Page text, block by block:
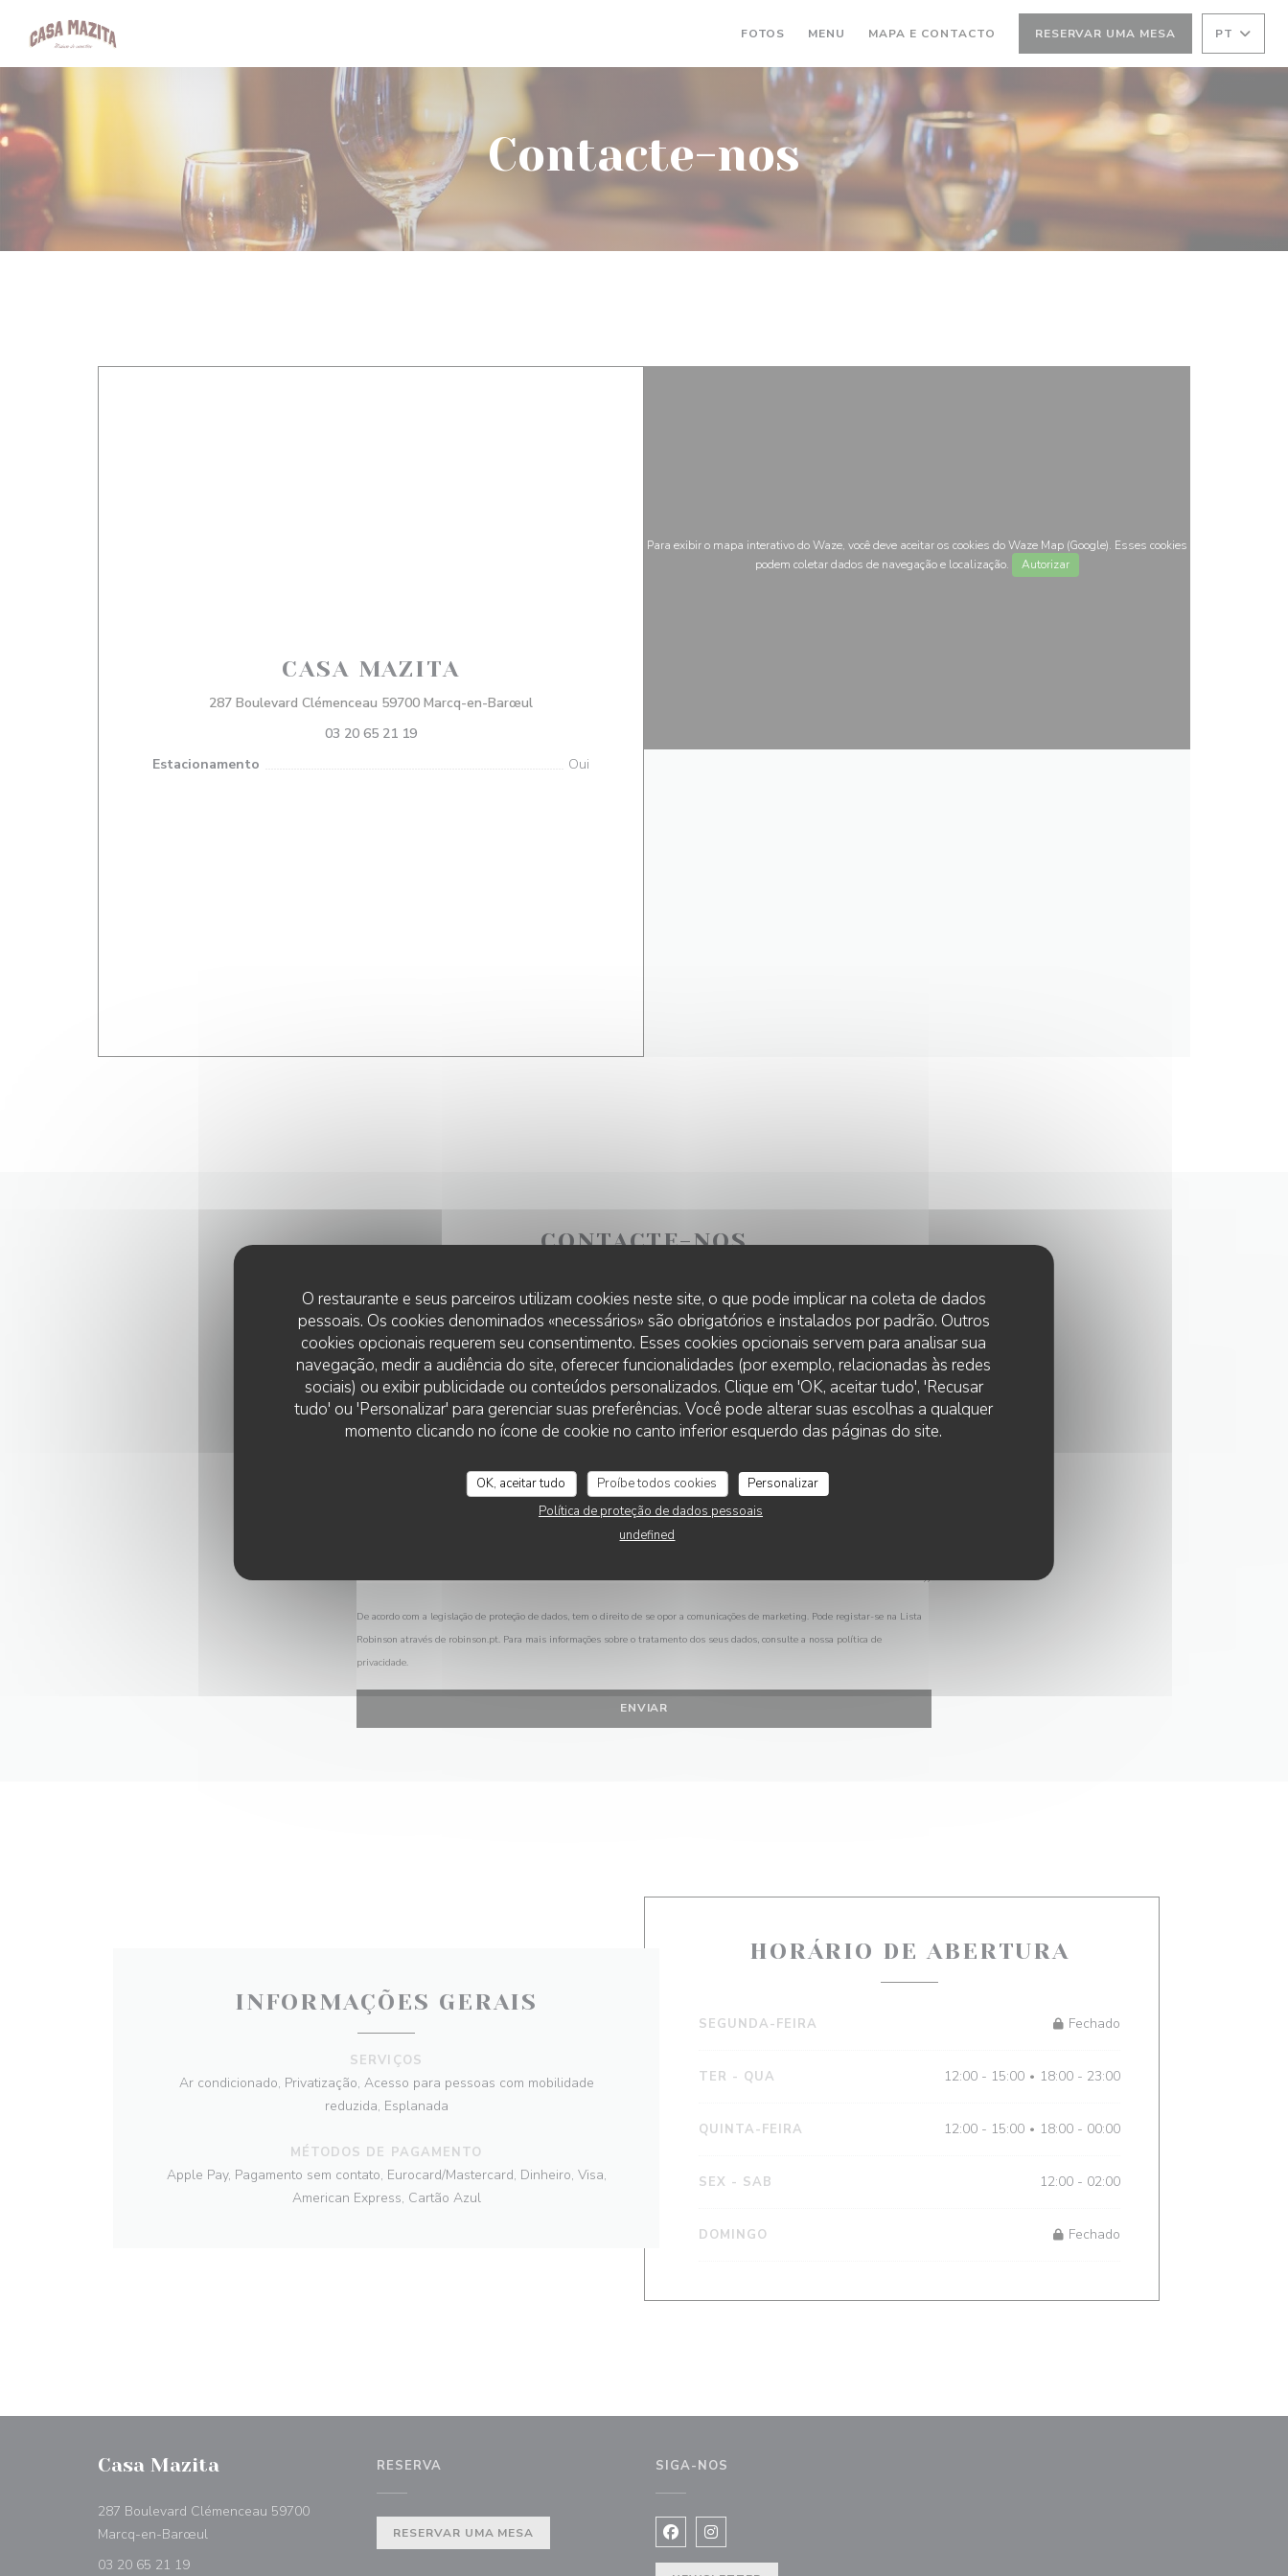
O restaurante e seus parceiros utilizam cookies neste site, o que pode implicar na coleta de dados
pessoais. Os cookies denominados «necessários» são obrigatórios e instalados por padrão. Outros
cookies opcionais requerem seu consentimento. Esses cookies opcionais servem para analisar sua
navegação, medir a audiência do site, oferecer funcionalidades (por exemplo, relacionadas às redes
sociais) ou exibir publicidade ou conteúdos personalizados. Clique em 'OK, aceitar tudo', 'Recusar
tudo' ou 'Personalizar' para gerenciar suas preferências. Você pode alterar suas escolhas a qualquer
momento clicando no ícone de cookie no canto inferior esquerdo das páginas do site.
OK, aceitar tudo Proíbe todos cookies
Personalizar
Política de proteção de dados pessoais
undefined
FOTOS MENU ((ABRE NUMA NOVA JANELA))
MAPA E CONTACTO RESERVAR UMA MESA PT
Contacte-nos
CASA MAZITA
287 Boulevard Clémenceau 59700 Marcq-en-Barœul((abre numa nova janela))
03 20 65 21 19
Estacionamento
Oui
Para exibir o mapa interativo do Waze, você deve aceitar os cookies do Waze Map (Google). Esses cookies
podem coletar dados de navegação e localização.
Autorizar
CONTACTE-NOS
Deseja contactar-nos ?
Preencha o formulário abaixo!
De acordo com a legislação de proteção de dados, tem o direito de se opor a comunicações de marketing. Pode registar-se na Lista
Robinson através de robinson.pt. Para mais informações sobre o tratamento dos seus dados, consulte a nossa política de
privacidade.
INFORMAÇÕES GERAIS
SERVIÇOS
Ar condicionado, Privatização, Acesso para pessoas com mobilidade
reduzida, Esplanada
MÉTODOS DE PAGAMENTO
Apple Pay, Pagamento sem contato, Eurocard/Mastercard, Dinheiro, Visa,
American Express, Cartão Azul
HORÁRIO DE ABERTURA
SEGUNDA-FEIRA Fechado
TER - QUA 12:00 - 15:00 • 18:00 - 23:00
QUINTA-FEIRA 12:00 - 15:00 • 18:00 - 00:00
SEX - SAB 12:00 - 02:00
DOMINGO Fechado
Casa Mazita
287 Boulevard Clémenceau 59700
Marcq-en-Barœul
03 20 65 21 19
RESERVA
RESERVAR UMA MESA
SIGA-NOS
Facebook ((abre numa nova janela))
Instagram ((abre numa nova janela))